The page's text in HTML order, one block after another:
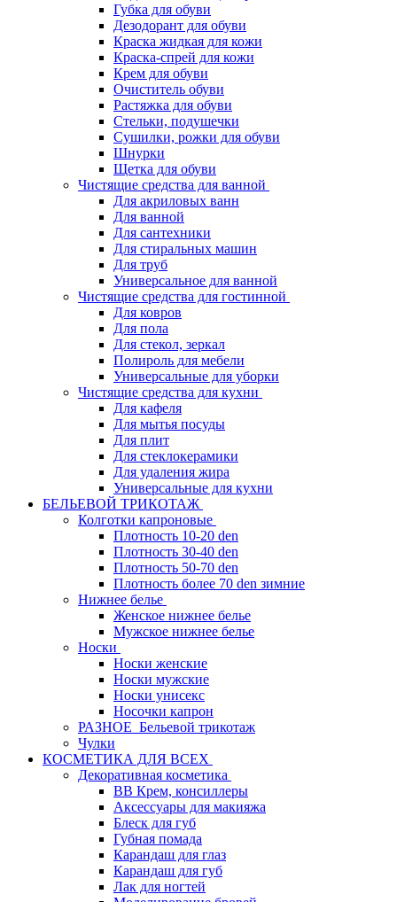
Губка для обуви
Дезодорант для обуви
Краска жидкая для кожи
Краска-спрей для кожи
Крем для обуви
Очиститель обуви
Растяжка для обуви
Стельки, подушечки
Сушилки, рожки для обуви
Шнурки
Щетка для обуви
Чистящие средства для ванной
Для акриловых ванн
Для ванной
Для сантехники
Для стиральных машин
Для труб
Универсальное для ванной
Чистящие средства для гостинной
Для ковров
Для пола
Для стекол, зеркал
Полироль для мебели
Универсальные для уборки
Чистящие средства для кухни
Для кафеля
Для мытья посуды
Для плит
Для стеклокерамики
Для удаления жира
Универсальные для кухни
БЕЛЬЕВОЙ ТРИКОТАЖ
Колготки капроновые
Плотность 10-20 den
Плотность 30-40 den
Плотность 50-70 den
Плотность более 70 den зимние
Нижнее белье
Женское нижнее белье
Мужское нижнее белье
Носки
Носки женские
Носки мужские
Носки унисекс
Носочки капрон
РАЗНОЕ_Бельевой трикотаж
Чулки
КОСМЕТИКА ДЛЯ ВСЕХ
Декоративная косметика
BB Крем, консиллеры
Аксессуары для макияжа
Блеск для губ
Губная помада
Карандаш для глаз
Карандаш для губ
Лак для ногтей